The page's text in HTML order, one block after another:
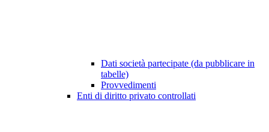
Dati società partecipate (da pubblicare in
tabelle)
Provvedimenti
Enti di diritto privato controllati